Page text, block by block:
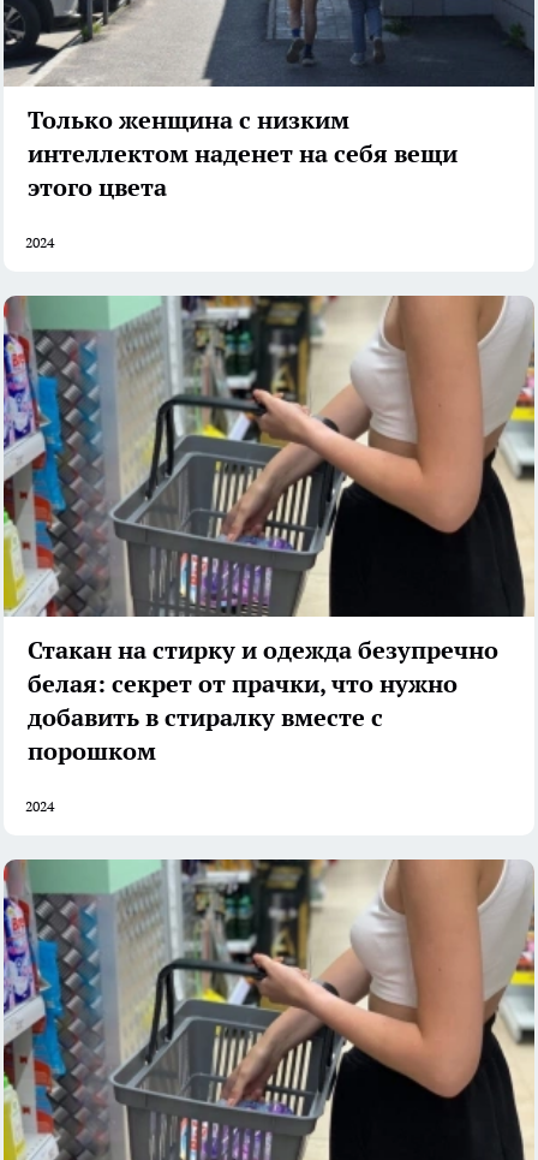
Только женщина с низким
интеллектом наденет на себя вещи
этого цвета
2024
Стакан на стирку и одежда безупречно
белая: секрет от прачки, что нужно
добавить в стиралку вместе с
порошком
2024